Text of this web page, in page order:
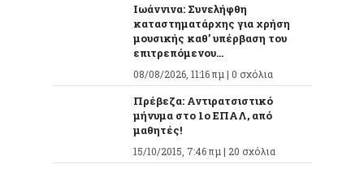
Ιωάννινα: Συνελήφθη
καταστηματάρχης για χρήση
μουσικής καθ’ υπέρβαση του
επιτρεπόμενου...
08/08/2026, 11:16 πμ | 0 σχόλια
Πρέβεζα: Αντιρατσιστικό
μήνυμα στο 1ο ΕΠΑΛ, από
μαθητές!
15/10/2015, 7:46 πμ | 20 σχόλια